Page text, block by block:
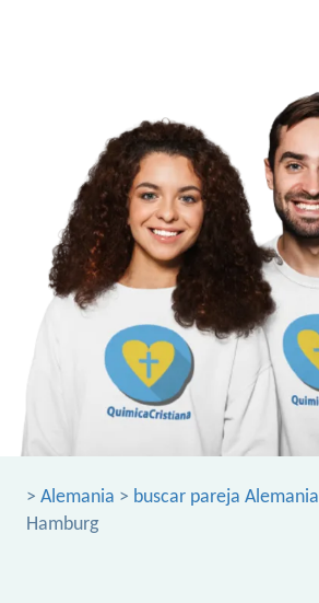
> Alemania > buscar pareja Alemania
Hamburg